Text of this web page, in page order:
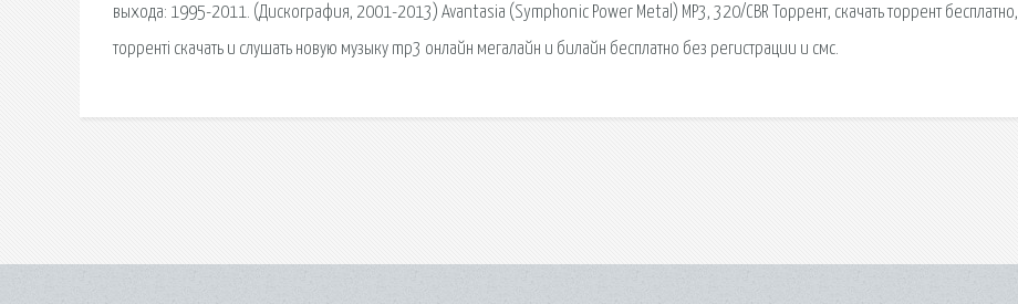
выхода: 1995-2011. (Дискография, 2001-2013) Avantasia (Symphonic Power Metal) MP3, 320/CBR Торрент, скачать торрент бесплатно,
торренті скачать и слушать новую музыку mp3 онлайн мегалайн и билайн бесплатно без регистрации и смс.